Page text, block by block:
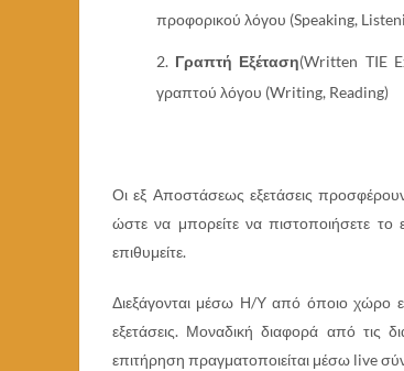
προφορικού λόγου (Speaking,
Γραπτή Εξέταση(Written TIE
γραπτού λόγου (Writing, Reading)
Οι εξ Αποστάσεως εξετάσεις
ώστε να μπορείτε να πιστοποιήσετε
επιθυμείτε.
Διεξάγονται μέσω Η/Υ από όποιο χώρο
εξετάσεις. Μοναδική διαφορά από τις
επιτήρηση πραγματοποιείται μέσω live